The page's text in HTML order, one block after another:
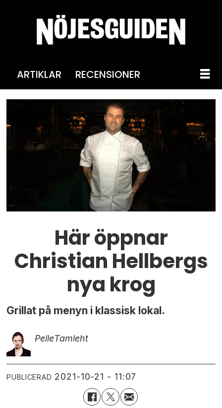
ARTIKLAR RECENSIONER
Här öppnar
Christian Hellbergs
nya krog
Grillat på menyn i klassisk lokal.
PelleTamleht
PUBLICERAD 2021-10-21 - 11:07